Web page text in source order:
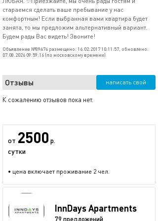
стараемся сделать ваше пребывание у нас
комфортным! Если выбранная вами квартира будет
занята, то мы предложим альтернативный вариант.
Будем рады Вас видеть! Звоните!
Объявление №89476 размещено: 16.02.2017 10:11:57, обновлено:
07.08.2026 09:59:16 (по московскому времени)
Отзывы написать свой
К сожалению отзывов пока нет.
от 2500 р.
сутки
• цена включает проживание 2 чел.
InnDays Apartments
79 предложений